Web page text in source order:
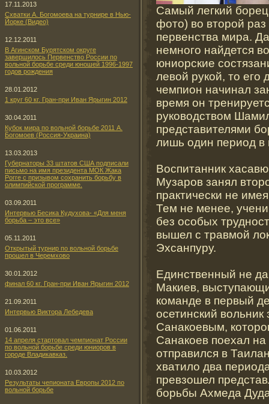
17.11.2013
Схватки А. Богомоева на турнире в Нью-
Йорке (Видео)
12.12.2011
В Агинском Бурятском округе
завершилось Первенство России по
вольной борьбе среди юношей 1996-1997
годов рождения
28.01.2012
1 круг 60 кг. Гран-при Иван Ярыгин 2012
30.04.2011
Кубок мира по вольной борьбе 2011 А.
Богомоев (Россия-Украина)
13.03.2013
Губернаторы 33 штатов США подписали
письмо на имя президента МОК Жака
Рогге с призывом сохранить борьбу в
олимпийской программе.
03.09.2011
Интервью Бесика Кудухова- «Для меня
борьба – это все»
05.11.2011
Открытый турнир по вольной борьбе
прошел в Черемхово
30.01.2012
финал 60 кг. Гран-при Иван Ярыгин 2012
21.09.2011
Интервью Виктора Лебедева
01.06.2011
14 апреля стартовал чемпионат России
по вольной борьбе среди юниоров в
городе Владикавказ.
10.03.2012
Результаты чепионата Европы 2012 по
вольной борьбе
Самый легкий
фото) во второй
первенства мира.
немного найдется
юниорские
левой рукой, то
чемпион начинал
время он
руководством
представителями
лишь один период в
Воспитанник
Музаров занял
практически не
Тем не менее,
без особых
вышел с травмой
Эхсанпуру.
Единственный не
Макиев,
команде в первый
осетинский
Санакоевым,
Санакоев поехал
отправился в
хватило два
превзошел
борьбы Ахмеда